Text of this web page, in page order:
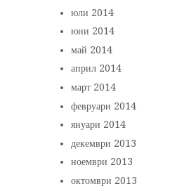
юли 2014
юни 2014
май 2014
април 2014
март 2014
февруари 2014
януари 2014
декември 2013
ноември 2013
октомври 2013